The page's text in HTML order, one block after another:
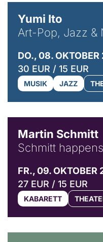
Yumi Ito
Art-Pop, Jazz &
DO., 08.
30 EUR / 15 EUR
MUSIK JAZZ
Martin Schmitt
Schmitt happens
FR., 09. OKTOBER
27 EUR / 15 EUR
KABARETT